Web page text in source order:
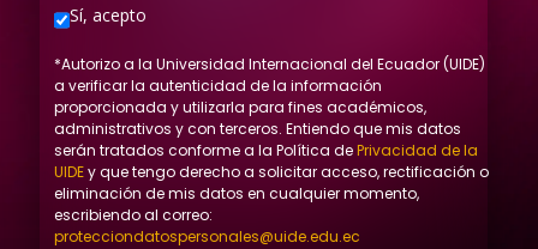
Sí, acepto
*Autorizo a la Universidad Internacional del Ecuador (UIDE)
a verificar la autenticidad de la información
proporcionada y utilizarla para fines académicos,
administrativos y con terceros. Entiendo que mis datos
serán tratados conforme a la Política dePrivacidad de la
UIDEy que tengo derecho a solicitar acceso, rectificación o
eliminación de mis datos en cualquier momento,
escribiendo al correo:
protecciondatospersonales@uide.edu.ec